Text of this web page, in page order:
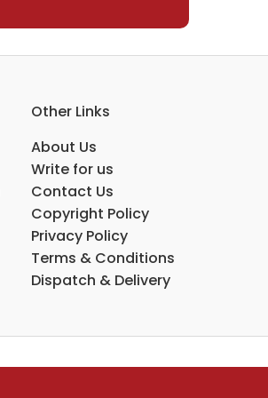
Other Links
About Us
Write for us
Contact Us
Copyright Policy
Privacy Policy
Terms & Conditions
Dispatch & Delivery